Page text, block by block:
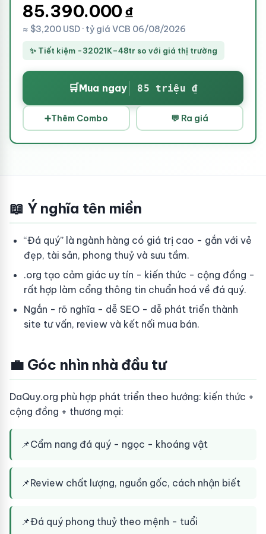
85.390.000₫
≈ $3,200 USD · tỷ giá VCB 06/08/2026
✨ Tiết kiệm -32021K–48tr so với giá thị trường
🛒Mua ngay 85 triệu ₫
➕Thêm Combo 💬 Ra giá
📖 Ý nghĩa tên miền
“Đá quý” là ngành hàng có giá trị cao - gắn với vẻ
đẹp, tài sản, phong thuỷ và sưu tầm.
.org tạo cảm giác uy tín - kiến thức - cộng đồng -
rất hợp làm cổng thông tin chuẩn hoá về đá quý.
Ngắn - rõ nghĩa - dễ SEO - dễ phát triển thành
site tư vấn, review và kết nối mua bán.
💼 Góc nhìn nhà đầu tư
DaQuy.org phù hợp phát triển theo hướng: kiến thức +
cộng đồng + thương mại:
📌Cẩm nang đá quý - ngọc - khoáng vật
📌Review chất lượng, nguồn gốc, cách nhận biết
📌Đá quý phong thuỷ theo mệnh - tuổi